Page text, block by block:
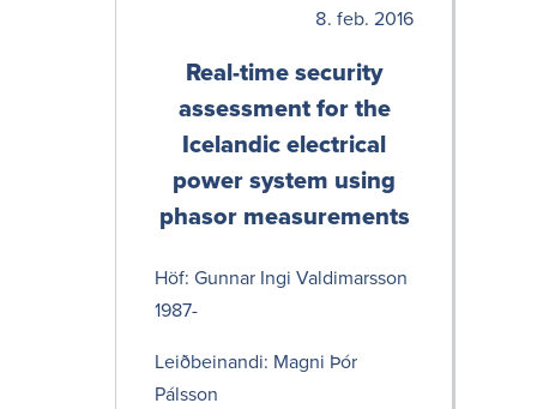
feb. 2016
Real-time secu­rity
assess­ment for the
Icelandic electrical
power system using
phasor measurements
Höf: Gunnar Ingi Valdi­marsson
1987-
Leið­bein­andi: Magni Þór
Pálsson